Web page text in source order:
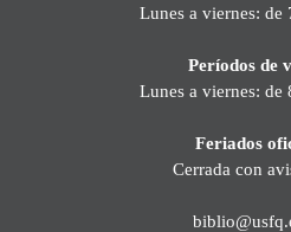
Lunes a viernes: de
Períodos de
Lunes a viernes: de
Feriados
Cerrada con